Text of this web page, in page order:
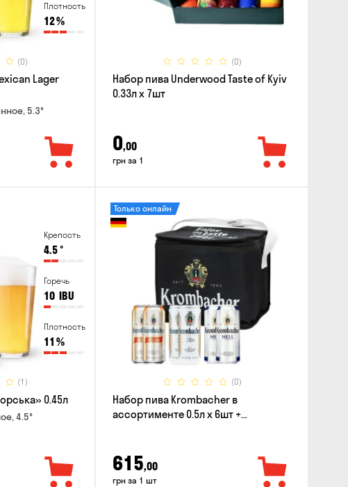
Плотность
12%
(0)
Lager
5.3°
(0)
Набор пива Underwood Taste of Kyiv
0.33л x 7шт
0,00
грн за 1
Крепость
4.5°
Горечь
10 IBU
Плотность
11 %
(1)
0.45л
4.5°
(0)
Только онлайн
Набор пива Krombacher в
ассортименте 0.5л х 6шт +
615,00
грн за 1 шт